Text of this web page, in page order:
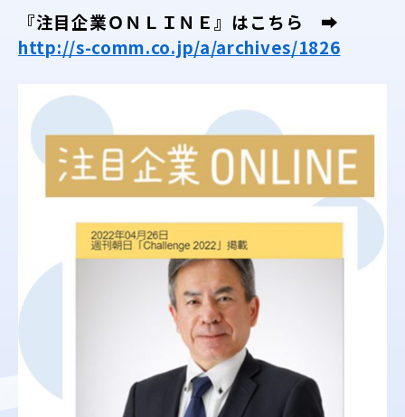
『注目企業ＯＮＬＩＮＥ』はこちら ➡
http://s-comm.co.jp/a/archives/1826